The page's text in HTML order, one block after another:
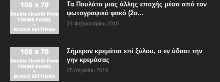
Τα Πουλάτα μιας άλλης εποχής μέσα από τον
φωτογραφικό φακό (2ο...
24 Φεβρουαρίου 2018
Σήμερον κρεμάται επί ξύλου, ο εν ύδασι την
γην κρεμάσας
25 Απριλίου 2019